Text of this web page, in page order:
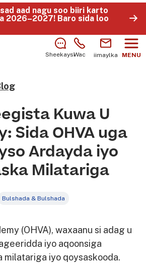
aad nagu soo biiri karto
2026–2027! Baro sida loo
SheekaysiWac iimaylka MENU
Kuwa U
Sida OHVA uga
Ardayda iyo
Milatariga
Bulshada & Bulshada
(OHVA), waxaanu si adag u
iyo aqoonsiga
milatariga iyo qoysaskooda.